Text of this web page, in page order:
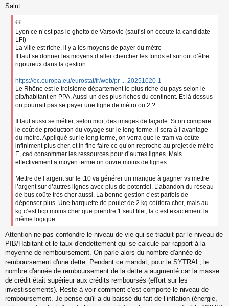
e
s
Salut
Lyon ce n’est pas le ghetto de Varsovie (sauf si on écoute la candidate
LFI)
La ville est riche, il y a les moyens de payer du métro
Il faut se donner les moyens d’aller chercher les fonds et surtout d’être
rigoureux dans la gestion
https://ec.europa.eu/eurostat/fr/web/pr ... 20251020-1
Le Rhône est le troisième département le plus riche du pays selon le
pib/habitant en PPA. Aussi un des plus riches du continent. Et là dessus
on pourrait pas se payer une ligne de métro ou 2 ?
Il faut aussi se méfier, selon moi, des images de façade. Si on compare
le coût de production du voyage sur le long terme, il sera à l’avantage
du métro. Appliqué sur le long terme, on verra que le tram va coûte
infiniment plus cher, et in fine faire ce qu’on reproche au projet de métro
E, cad consommer les ressources pour d’autres lignes. Mais
effectivement a moyen terme on ouvre moins de lignes.
Mettre de l’argent sur le t10 va générer un manque à gagner vs mettre
l’argent sur d’autres lignes avec plus de potentiel. L’abandon du réseau
de bus coûte très cher aussi. La bonne gestion c’est parfois de
dépenser plus. Une barquette de poulet de 2 kg coûtera cher, mais au
kg c’est bcp moins cher que prendre 1 seul filet, la c’est exactement la
même logique.
Attention ne pas confondre le niveau de vie qui se traduit par le niveau de
PIB/Habitant et le taux d'endettement qui se calcule par rapport à la
moyenne de remboursement. On parle alors du nombre d'année de
remboursement d'une dette. Pendant ce mandat, pour le SYTRAL, le
nombre d'année de remboursement de la dette a augmenté car la masse
de crédit était supérieur aux crédits remboursés (effort sur les
investissements). Reste à voir comment c'est comporté le niveau de
remboursement. Je pense qu'il a du baissé du fait de l’inflation (énergie,